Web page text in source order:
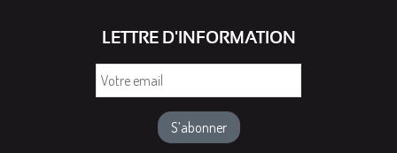
LETTRE D'INFORMATION